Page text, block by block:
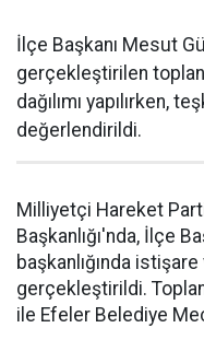
İlçe Başkanı Mesut
gerçekleştirilen
dağılımı yapılırken,
değerlendirildi.
Milliyetçi Hareket
Başkanlığı'nda, İlçe
başkanlığında
gerçekleştirildi.
ile Efeler Belediye